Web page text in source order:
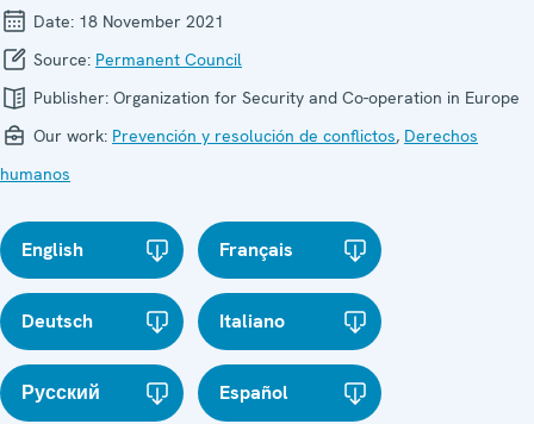
Date: 18 November 2021
Source: Permanent Council
Publisher: Organization for Security and Co-operation in Europe
Our work: Prevención y resolución de conflictos, Derechos
humanos
English Français
Deutsch Italiano
Русский Español